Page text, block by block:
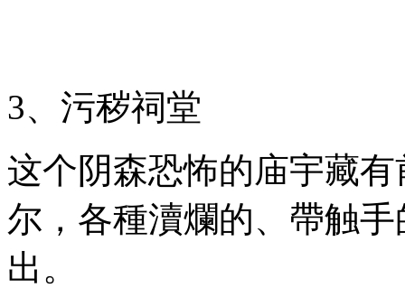
3、污秽祠堂
这个阴森恐怖的庙宇藏
尔，各種瀆爛的、帶触
出。